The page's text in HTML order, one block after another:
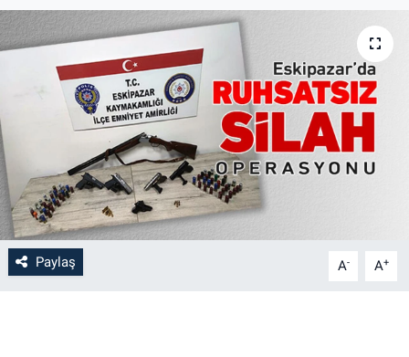
Paylaş A- A+